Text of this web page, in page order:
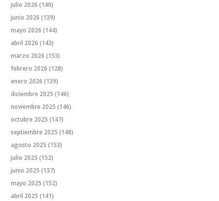
julio 2026 (140)
junio 2026 (139)
mayo 2026 (144)
abril 2026 (143)
marzo 2026 (153)
febrero 2026 (128)
enero 2026 (139)
diciembre 2025 (146)
noviembre 2025 (146)
octubre 2025 (147)
septiembre 2025 (148)
agosto 2025 (153)
julio 2025 (152)
junio 2025 (137)
mayo 2025 (152)
abril 2025 (141)